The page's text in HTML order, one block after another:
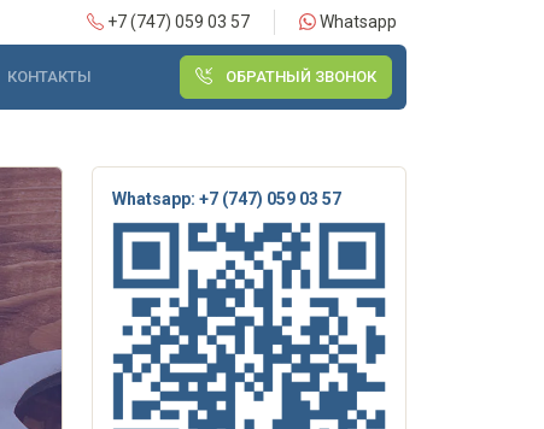
+7 (747) 059 03 57 Whatsapp
КОНТАКТЫ ОБРАТНЫЙ ЗВОНОК
Whatsapp: +7 (747) 059 03 57